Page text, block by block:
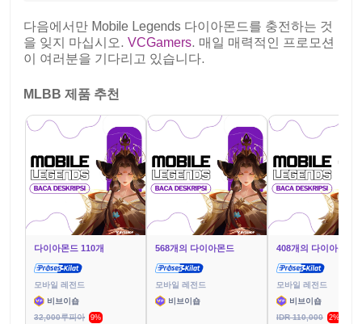
다음에서만 Mobile Legends 다이아몬드를 충전하는 것
을 잊지 마십시오. VCGamers. 매일 매력적인 프로모션
이 여러분을 기다리고 있습니다.
MLBB 제품 추천
다이아몬드 110개
모바일 레전드
비브이숍
32,000루피아
9%
568개의 다이아몬드
모바일 레전드
비브이숍
408개의 다이아몬드
모바일 레전드
비브이숍
IDR 110,000
2%